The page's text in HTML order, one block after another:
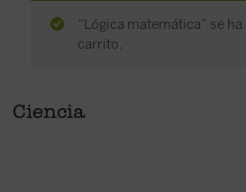
“Lógica matemática” se
carrito.
Ciencia